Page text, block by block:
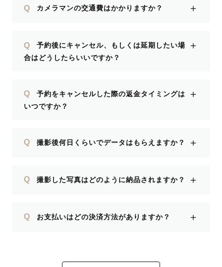
Q カメラマンの交通費はかかりますか？ ＋
Q
予約後にキャンセル、もしくは延期したい場
合はどうしたらいいですか？
＋
Q
予約をキャンセルした際の返金タイミングは
いつですか？
＋
Q 撮影後何日くらいでデータはもらえますか？ ＋
Q 撮影した写真はどのように納品されますか？ ＋
Q お支払いはどの決済方法がありますか？ ＋